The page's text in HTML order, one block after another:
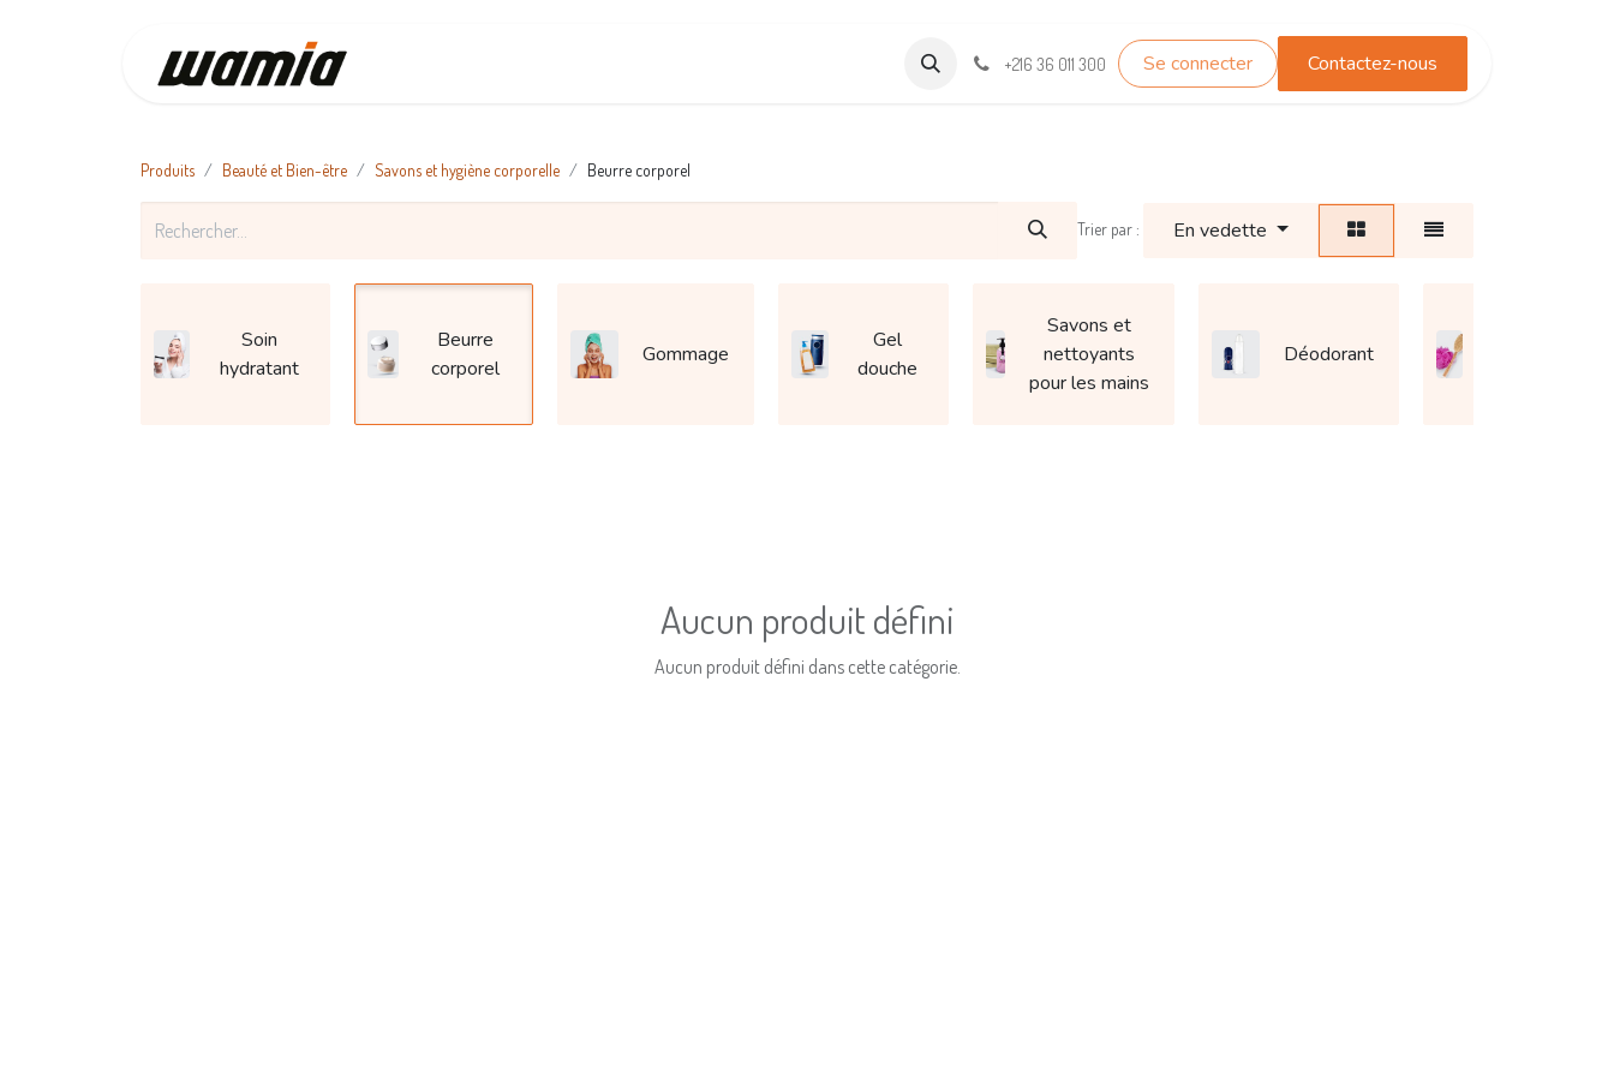
Wamia Marketpalce TEST_WHATSAPP Contactez-nous
+216 36 011 300 Se connecter Contactez-nous
Produits Beauté et Bien-être Savons et hygiène corporelle Beurre corporel
Trier par : En vedette
Soin
hydratant
Beurre
corporel
Gommage
Gel
douche
Savons et
nettoyants
pour les mains
Déodorant
Aucun produit défini
Aucun produit défini dans cette catégorie.